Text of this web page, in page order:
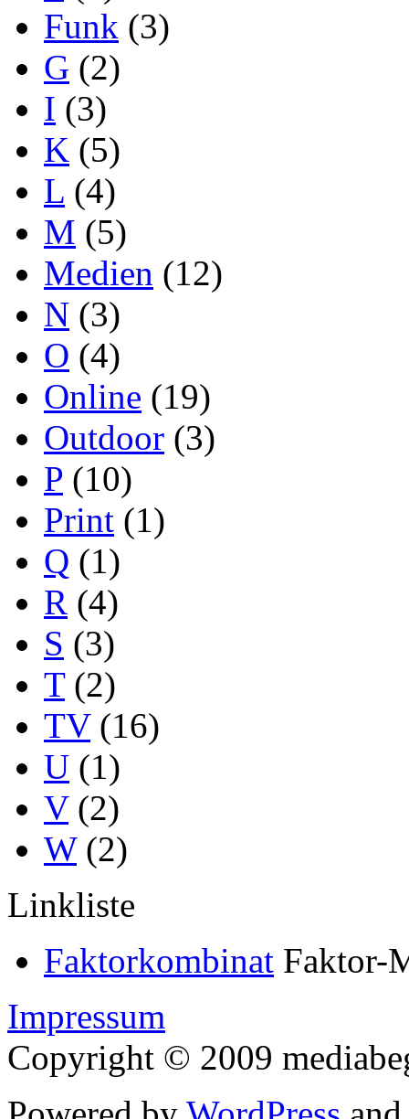
Funk (3)
G (2)
I (3)
K (5)
L (4)
M (5)
Medien (12)
N (3)
O (4)
Online (19)
Outdoor (3)
P (10)
Print (1)
Q (1)
R (4)
S (3)
T(2)
TV(16)
U (1)
V(2)
W(2)
Linkliste
Faktorkombinat Faktor-
Impressum
Copyright © 2009